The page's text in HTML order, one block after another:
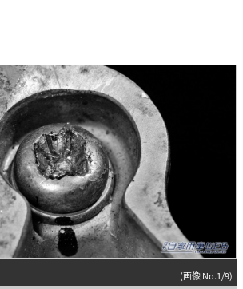
(画像 No.1/9)